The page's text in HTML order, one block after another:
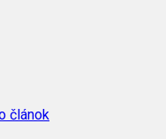
článok